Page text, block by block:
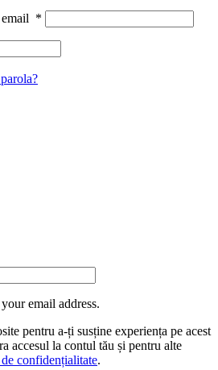
*
email address.
pentru a-ți susține experiența pe acest
accesul la contul tău și pentru alte
confidențialitate.